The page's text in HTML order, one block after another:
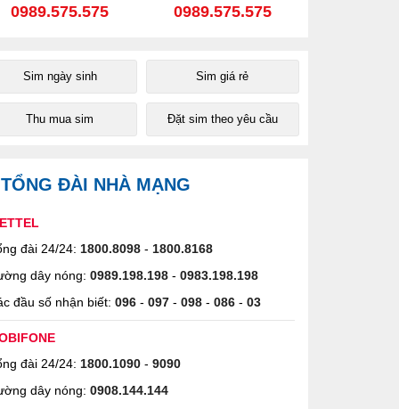
0989.575.575 0989.575.575
Sim ngày sinh Sim giá rẻ
Thu mua sim Đặt sim theo yêu cầu
TỔNG ĐÀI NHÀ MẠNG
đài 24/24: 1800.8098 - 1800.8168
dây nóng: 0989.198.198 - 0983.198.198
đầu số nhận biết: 096 - 097 - 098 - 086 - 03
đài 24/24: 1800.1090 - 9090
dây nóng: 0908.144.144